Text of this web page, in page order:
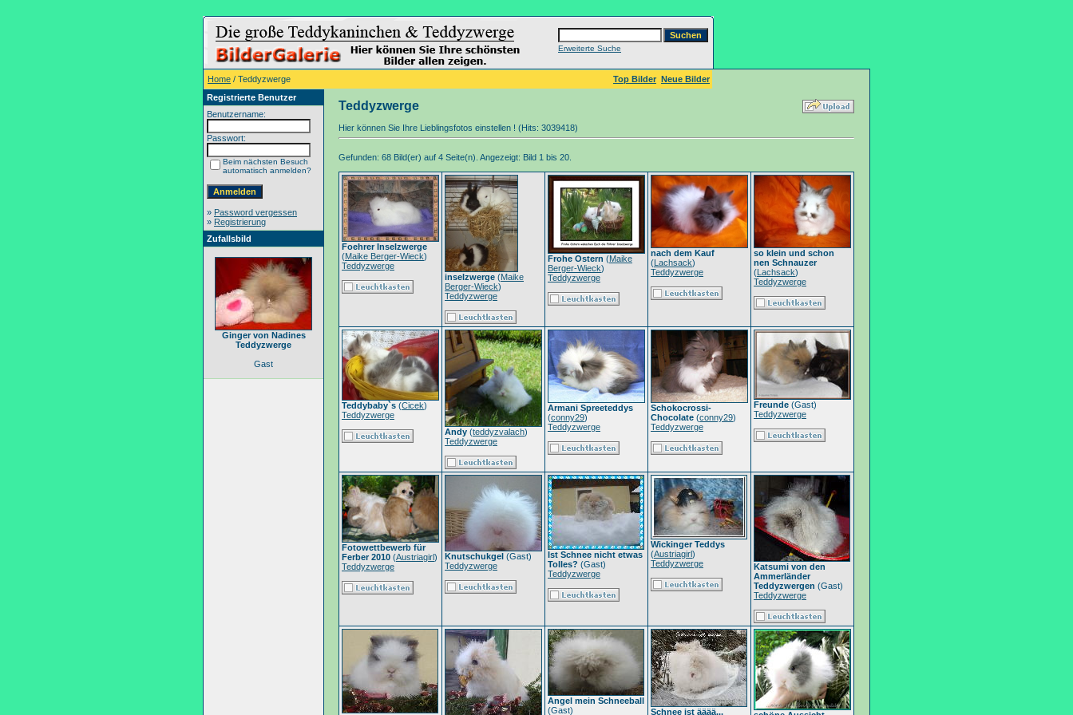
Erweiterte Suche
Home / Teddyzwerge Top Bilder Neue Bilder
Registrierte Benutzer
Benutzername:
Passwort:
Beim nächsten Besuch
automatisch anmelden?
» Password vergessen
» Registrierung
Zufallsbild
Ginger von Nadines
Teddyzwerge
Gast
Teddyzwerge
Hier können Sie Ihre Lieblingsfotos einstellen ! (Hits: 3039418)
Gefunden: 68 Bild(er) auf 4 Seite(n). Angezeigt: Bild 1 bis 20.
Foehrer Inselzwerge
(Maike Berger-Wieck)
Teddyzwerge
inselzwerge (Maike
Berger-Wieck)
Teddyzwerge
Frohe Ostern (Maike
Berger-Wieck)
Teddyzwerge
nach dem Kauf
(Lachsack)
Teddyzwerge
so klein und schon
nen Schnauzer
(Lachsack)
Teddyzwerge
Teddybaby`s (Cicek)
Teddyzwerge
Andy (teddyzvalach)
Teddyzwerge
Armani Spreeteddys
(conny29)
Teddyzwerge
Schokocrossi-
Chocolate (conny29)
Teddyzwerge
Freunde (Gast)
Teddyzwerge
Fotowettbewerb für
Ferber 2010 (Austriagirl)
Teddyzwerge
Knutschukgel (Gast)
Teddyzwerge
Ist Schnee nicht etwas
Tolles? (Gast)
Teddyzwerge
Wickinger Teddys
(Austriagirl)
Teddyzwerge
Katsumi von den
Ammerländer
Teddyzwergen (Gast)
Teddyzwerge
Angel mein Schneeball
(Gast)
Schnee ist ääää...